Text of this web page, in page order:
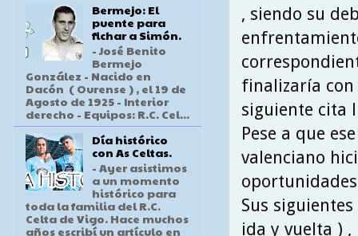
, siendo su
finalizaría con
siguiente cita
Pese a que
valenciano
Sus
ida y vuelta ) ,
Bermejo: El
puente para
fichar a Simón.
- José Benito
Bermejo
González - Nacido en
Dacón ( Ourense ) , el 19 de
Agosto de 1925 - Interior
derecho - Equipos: R.C. Cel...
Día histórico
con As Celtas.
- Ayer asistimos
a un momento
histórico para
toda la familia del R.C.
Celta de Vigo. Hace muchos
años escribí un artículo en